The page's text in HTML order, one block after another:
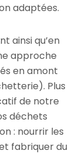
adaptées.
ainsi qu’en
approche
en amont
Plus
de notre
déchets
: nourrir les
fabriquer du